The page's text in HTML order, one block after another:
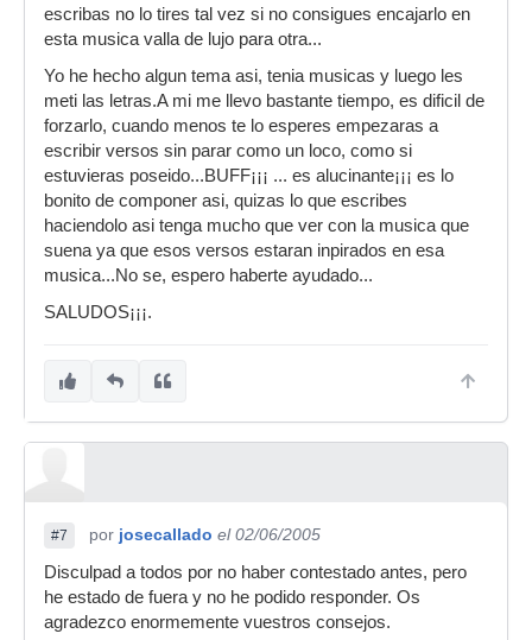
escribas no lo tires tal vez si no consigues encajarlo en
esta musica valla de lujo para otra...
Yo he hecho algun tema asi, tenia musicas y luego les
meti las letras.A mi me llevo bastante tiempo, es dificil de
forzarlo, cuando menos te lo esperes empezaras a
escribir versos sin parar como un loco, como si
estuvieras poseido...BUFF¡¡¡ ... es alucinante¡¡¡ es lo
bonito de componer asi, quizas lo que escribes
haciendolo asi tenga mucho que ver con la musica que
suena ya que esos versos estaran inpirados en esa
musica...No se, espero haberte ayudado...
SALUDOS¡¡¡.
#7 por josecallado el 02/06/2005
Disculpad a todos por no haber contestado antes, pero
he estado de fuera y no he podido responder. Os
agradezco enormemente vuestros consejos.